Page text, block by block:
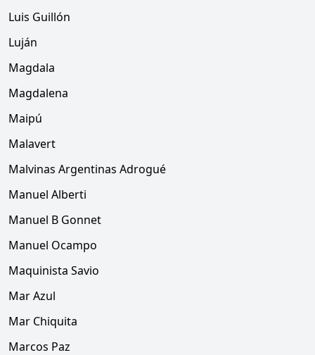
Luis Guillón
Luján
Magdala
Magdalena
Maipú
Malavert
Malvinas Argentinas Adrogué
Manuel Alberti
Manuel B Gonnet
Manuel Ocampo
Maquinista Savio
Mar Azul
Mar Chiquita
Marcos Paz